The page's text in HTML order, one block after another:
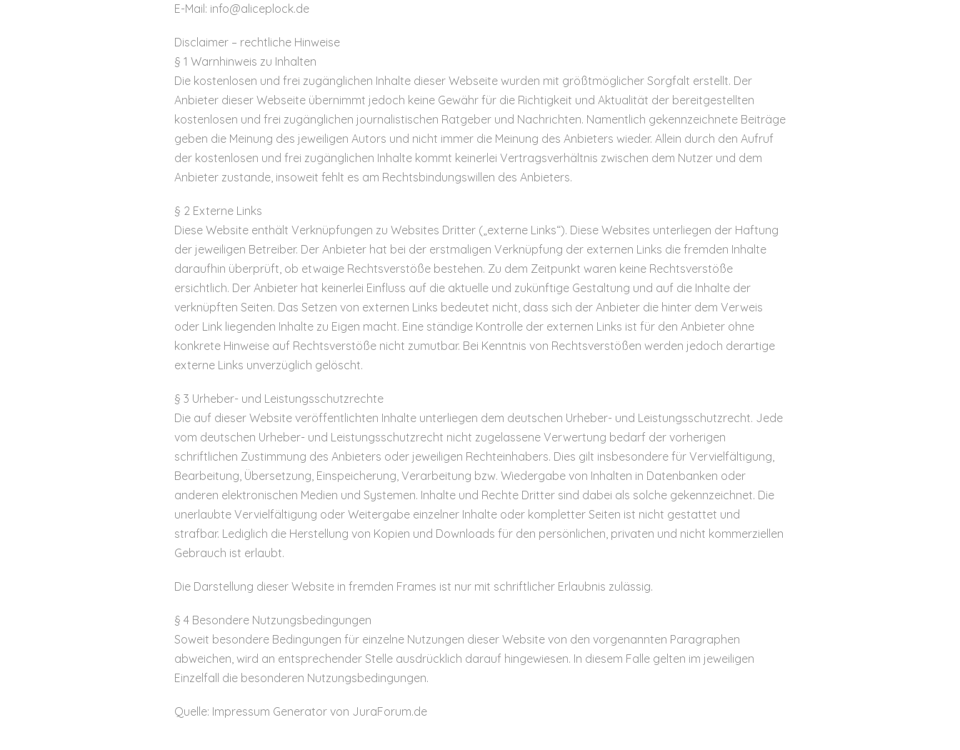
E-Mail: info@aliceplock.de
Disclaimer – rechtliche Hinweise
§ 1 Warnhinweis zu Inhalten
Die kostenlosen und frei zugänglichen Inhalte dieser Webseite wurden mit größtmöglicher Sorgfalt erstellt. Der
Anbieter dieser Webseite übernimmt jedoch keine Gewähr für die Richtigkeit und Aktualität der bereitgestellten
kostenlosen und frei zugänglichen journalistischen Ratgeber und Nachrichten. Namentlich gekennzeichnete Beiträge
geben die Meinung des jeweiligen Autors und nicht immer die Meinung des Anbieters wieder. Allein durch den Aufruf
der kostenlosen und frei zugänglichen Inhalte kommt keinerlei Vertragsverhältnis zwischen dem Nutzer und dem
Anbieter zustande, insoweit fehlt es am Rechtsbindungswillen des Anbieters.
§ 2 Externe Links
Diese Website enthält Verknüpfungen zu Websites Dritter („externe Links“). Diese Websites unterliegen der Haftung
der jeweiligen Betreiber. Der Anbieter hat bei der erstmaligen Verknüpfung der externen Links die fremden Inhalte
daraufhin überprüft, ob etwaige Rechtsverstöße bestehen. Zu dem Zeitpunkt waren keine Rechtsverstöße
ersichtlich. Der Anbieter hat keinerlei Einfluss auf die aktuelle und zukünftige Gestaltung und auf die Inhalte der
verknüpften Seiten. Das Setzen von externen Links bedeutet nicht, dass sich der Anbieter die hinter dem Verweis
oder Link liegenden Inhalte zu Eigen macht. Eine ständige Kontrolle der externen Links ist für den Anbieter ohne
konkrete Hinweise auf Rechtsverstöße nicht zumutbar. Bei Kenntnis von Rechtsverstößen werden jedoch derartige
externe Links unverzüglich gelöscht.
§ 3 Urheber- und Leistungsschutzrechte
Die auf dieser Website veröffentlichten Inhalte unterliegen dem deutschen Urheber- und Leistungsschutzrecht. Jede
vom deutschen Urheber- und Leistungsschutzrecht nicht zugelassene Verwertung bedarf der vorherigen
schriftlichen Zustimmung des Anbieters oder jeweiligen Rechteinhabers. Dies gilt insbesondere für Vervielfältigung,
Bearbeitung, Übersetzung, Einspeicherung, Verarbeitung bzw. Wiedergabe von Inhalten in Datenbanken oder
anderen elektronischen Medien und Systemen. Inhalte und Rechte Dritter sind dabei als solche gekennzeichnet. Die
unerlaubte Vervielfältigung oder Weitergabe einzelner Inhalte oder kompletter Seiten ist nicht gestattet und
strafbar. Lediglich die Herstellung von Kopien und Downloads für den persönlichen, privaten und nicht kommerziellen
Gebrauch ist erlaubt.
Die Darstellung dieser Website in fremden Frames ist nur mit schriftlicher Erlaubnis zulässig.
§ 4 Besondere Nutzungsbedingungen
Soweit besondere Bedingungen für einzelne Nutzungen dieser Website von den vorgenannten Paragraphen
abweichen, wird an entsprechender Stelle ausdrücklich darauf hingewiesen. In diesem Falle gelten im jeweiligen
Einzelfall die besonderen Nutzungsbedingungen.
Quelle: Impressum Generator von JuraForum.de